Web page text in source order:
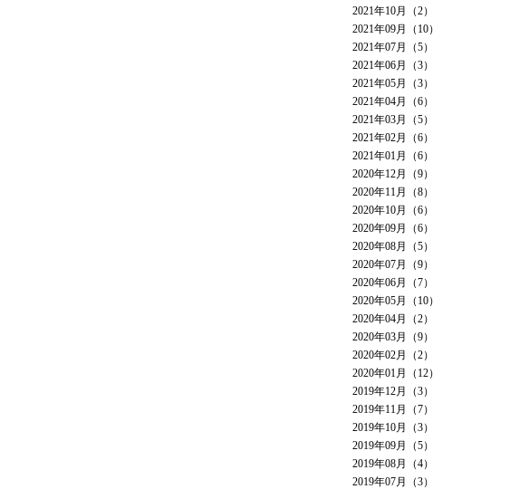
2021年10月（2）
2021年09月（10）
2021年07月（5）
2021年06月（3）
2021年05月（3）
2021年04月（6）
2021年03月（5）
2021年02月（6）
2021年01月（6）
2020年12月（9）
2020年11月（8）
2020年10月（6）
2020年09月（6）
2020年08月（5）
2020年07月（9）
2020年06月（7）
2020年05月（10）
2020年04月（2）
2020年03月（9）
2020年02月（2）
2020年01月（12）
2019年12月（3）
2019年11月（7）
2019年10月（3）
2019年09月（5）
2019年08月（4）
2019年07月（3）